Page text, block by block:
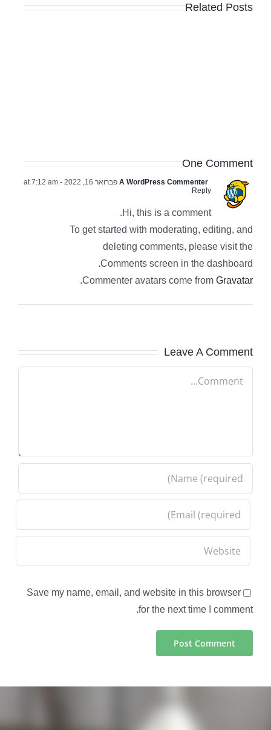
Related Posts
One Comment
A WordPress Commenter פברואר 16, 2022 at 7:12 am
-
Reply
Hi, this is a comment.
To get started with moderating, editing, and
deleting comments, please visit the
Comments screen in the dashboard.
Commenter avatars come from Gravatar
.
Leave A Comment
Save my name, email, and website in this browser
for the next time I comment.